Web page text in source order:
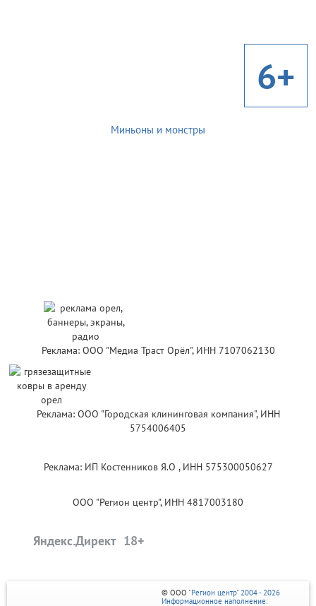
6+
Миньоны и монстры
Реклама: ООО "Медиа Траст Орёл", ИНН 7107062130
Реклама: ООО "Городская клининговая компания", ИНН
5754006405
Реклама: ИП Костенников Я.О , ИНН 575300050627
ООО "Регион центр", ИНН 4817003180
Яндекс.Директ
© ООО "Регион центр" 2004 - 2026
Информационное наполнение: